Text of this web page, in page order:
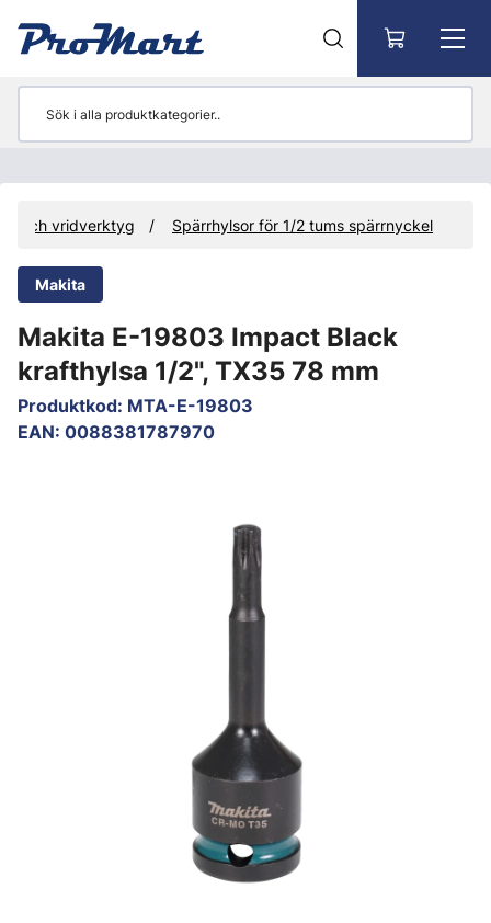
och vridverktyg Spärrhylsor för 1/2 tums spärrnyckel
Makita
Makita E-19803 Impact Black
krafthylsa 1/2", TX35 78 mm
Produktkod: MTA-E-19803
EAN: 0088381787970